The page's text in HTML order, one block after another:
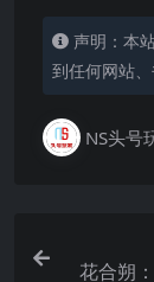
声明：本
到任何网站
NS头号
花合朔